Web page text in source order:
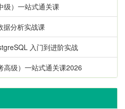
级）一站式通关课
据分析实战课
入门到进阶实战
高级）一站式通关课2026